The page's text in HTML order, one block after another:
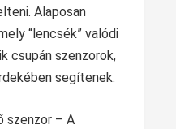
Alaposan
“lencsék” valódi
csupán szenzorok,
segítenek.
szenzor – A